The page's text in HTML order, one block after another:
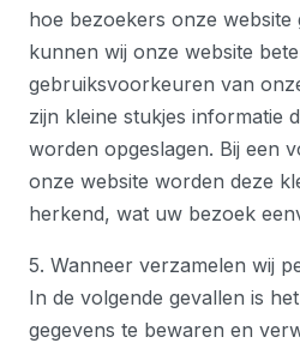
hoe bezoekers onze website
kunnen wij onze website
gebruiksvoorkeuren van
zijn kleine stukjes informatie
worden opgeslagen. Bij een
onze website worden deze
herkend, wat uw bezoek
5. Wanneer verzamelen wij
In de volgende gevallen is
gegevens te bewaren en